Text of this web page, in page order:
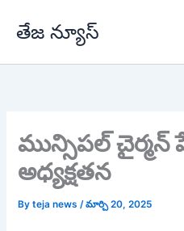
తేజ న్యూస్
మున్సిపల్ చైర్మన్
అధ్యక్షతన
Byteja news/మార్చి 20, 2025